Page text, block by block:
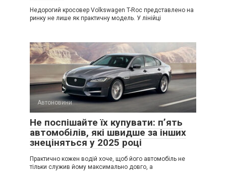
Недорогий кросовер Volkswagen T-Roc представлено на
ринку не лише як практичну модель. У лінійці
Автоновини
Не поспішайте їх купувати: п’ять
автомобілів, які швидше за інших
знеціняться у 2025 році
Практично кожен водій хоче, щоб його автомобіль не
тільки служив йому максимально довго, а